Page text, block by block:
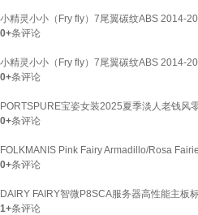
小精灵小小（Fry fly）7尾翼碳纹ABS 2014-
0+条评论
小精灵小小（Fry fly）7尾翼碳纹ABS 2014-
0+条评论
PORTSPURE宝姿女装2025夏季淡人老钱风
0+条评论
FOLKMANIS Pink Fairy Armadillo/Rosa
0+条评论
DAIRY FAIRY智微P8SCA服务器高性能主板
1+条评论